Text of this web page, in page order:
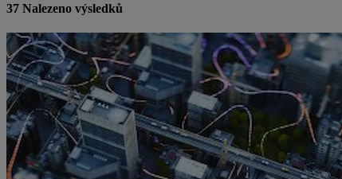
37 Nalezeno výsledků